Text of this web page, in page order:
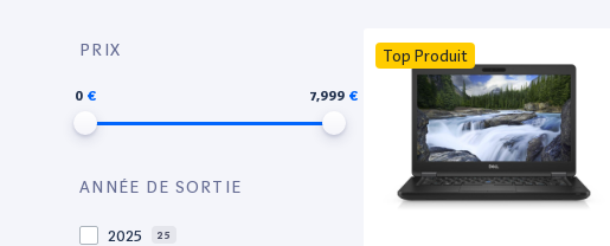
PRIX
0 7,999
ANNÉE DE SORTIE
2025 25
Top Produit